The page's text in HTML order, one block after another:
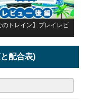
のトレイン】プレイレビ
配合表)